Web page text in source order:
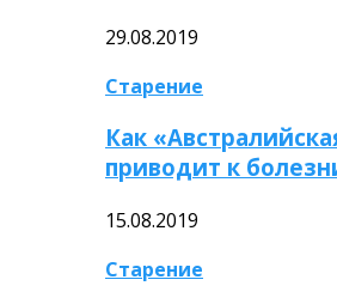
29.08.2019
Старение
Как
приводит к
15.08.2019
Старение